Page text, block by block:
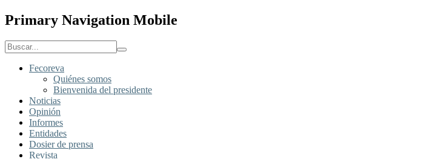
Primary Navigation Mobile
Fecoreva
Quiénes somos
Bienvenida del presidente
Noticias
Opinión
Informes
Entidades
Dosier de prensa
Revista